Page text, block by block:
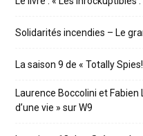
Solidarités incendies – Le
La saison 9 de « Totally
Laurence Boccolini et
d’une vie » sur W9